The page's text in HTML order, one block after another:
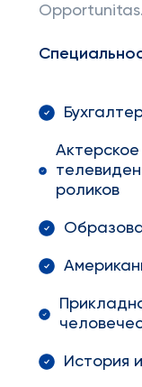
Opportunitas.
роликов
История